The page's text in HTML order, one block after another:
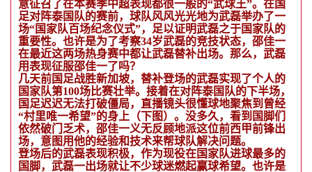
意征召了在本赛季中超表现都很一般的“武球王”。在国
足对阵泰国队的赛前，球队风风光光地为武磊举办了一
场“国家队百场纪念仪式”，足以证明武磊之于国家队的
重要性。也许是为了考察34岁武磊的竞技状态，邵佳一
在最近这两场热身赛中都让武磊替补出场。那么，武磊
用表现征服邵佳一了吗？
几天前国足战胜新加坡，替补登场的武磊实现了个人的
国家队第100场比赛壮举。接着在对阵泰国队的下半场，
国足迟迟无法打破僵局，直播镜头很懂球地聚焦到曾经
“村里唯一希望”的身上（下图）。没多久，看到国脚们
依然破门乏术，邵佳一义无反顾地派这位前西甲前锋出
场，意图用他的经验和技术来帮球队解决问题。
登场后的武磊表现积极，作为现役在国家队进球最多的
国脚，武磊一出场就让不少球迷燃起赢球希望。也许是